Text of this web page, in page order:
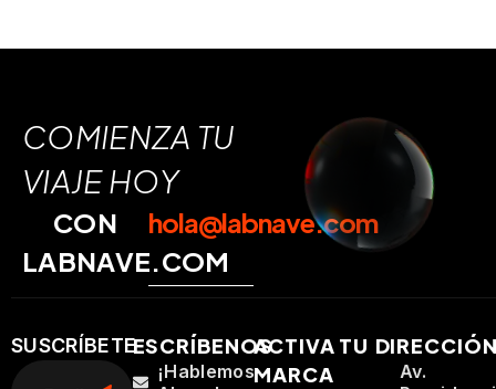
COMIENZA TU
VIAJE HOY
CON
LABNAVE.COM
hola@labnave.com
SUSCRÍBETEESCRÍBENOS
¡Hablemos
ACTIVA TU
MARCA
Av.